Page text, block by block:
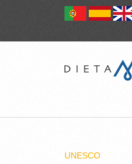
UNESCO